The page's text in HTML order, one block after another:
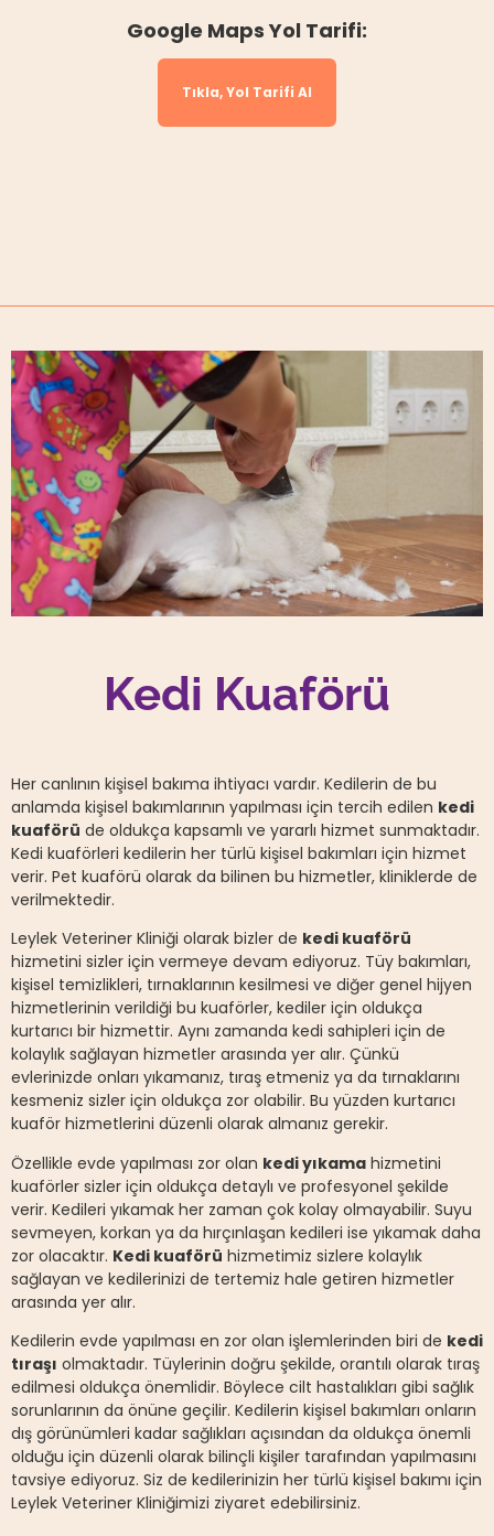
Google Maps Yol Tarifi:
Tıkla, Yol Tarifi Al
Kedi Kuaförü
Her canlının kişisel bakıma ihtiyacı vardır. Kedilerin de bu
anlamda kişisel bakımlarının yapılması için tercih edilen kedi
kuaförü de oldukça kapsamlı ve yararlı hizmet sunmaktadır.
Kedi kuaförleri kedilerin her türlü kişisel bakımları için hizmet
verir. Pet kuaförü olarak da bilinen bu hizmetler, kliniklerde de
verilmektedir.
Leylek Veteriner Kliniği olarak bizler de kedi kuaförü
hizmetini sizler için vermeye devam ediyoruz. Tüy bakımları,
kişisel temizlikleri, tırnaklarının kesilmesi ve diğer genel hijyen
hizmetlerinin verildiği bu kuaförler, kediler için oldukça
kurtarıcı bir hizmettir. Aynı zamanda kedi sahipleri için de
kolaylık sağlayan hizmetler arasında yer alır. Çünkü
evlerinizde onları yıkamanız, tıraş etmeniz ya da tırnaklarını
kesmeniz sizler için oldukça zor olabilir. Bu yüzden kurtarıcı
kuaför hizmetlerini düzenli olarak almanız gerekir.
Özellikle evde yapılması zor olan kedi yıkama hizmetini
kuaförler sizler için oldukça detaylı ve profesyonel şekilde
verir. Kedileri yıkamak her zaman çok kolay olmayabilir. Suyu
sevmeyen, korkan ya da hırçınlaşan kedileri ise yıkamak daha
zor olacaktır. Kedi kuaförü hizmetimiz sizlere kolaylık
sağlayan ve kedilerinizi de tertemiz hale getiren hizmetler
arasında yer alır.
Kedilerin evde yapılması en zor olan işlemlerinden biri de kedi
tıraşı olmaktadır. Tüylerinin doğru şekilde, orantılı olarak tıraş
edilmesi oldukça önemlidir. Böylece cilt hastalıkları gibi sağlık
sorunlarının da önüne geçilir. Kedilerin kişisel bakımları onların
dış görünümleri kadar sağlıkları açısından da oldukça önemli
olduğu için düzenli olarak bilinçli kişiler tarafından yapılmasını
tavsiye ediyoruz. Siz de kedilerinizin her türlü kişisel bakımı için
Leylek Veteriner Kliniğimizi ziyaret edebilirsiniz.